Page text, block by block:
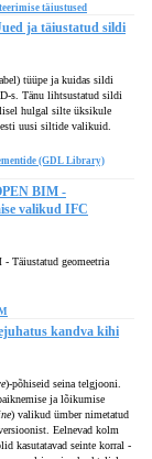
täiustused
ja täiustatud sildi
tüüpe ja kuidas sildi
s. Tänu lihtsustatud sildi
hulgal silte üksikule
uusi siltide valikuid.
(GDL Library)
BIM -
valikud IFC
Täiustatud geomeetria
kandva kihi
)-põhiseid seina telgjooni.
ja lõikumise
) valikud ümber nimetatud
Eelnevad kolm
kasutatavad seinte korral -